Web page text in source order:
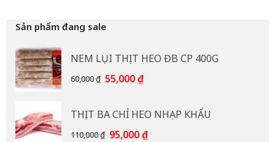
Sản phẩm đang sale
NEM LỤI THỊT HEO ĐB CP 400G
60,000₫ Giá
60,000 ₫.
55,000₫Giá
là:
55,000 ₫.
THỊT BA CHỈ HEO NHẠP KHẨU
110,000₫ Giá
95,000₫Giá